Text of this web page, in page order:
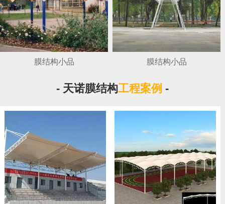
膜结构小品 膜结构小品
- 天诺膜结构工程案例 -